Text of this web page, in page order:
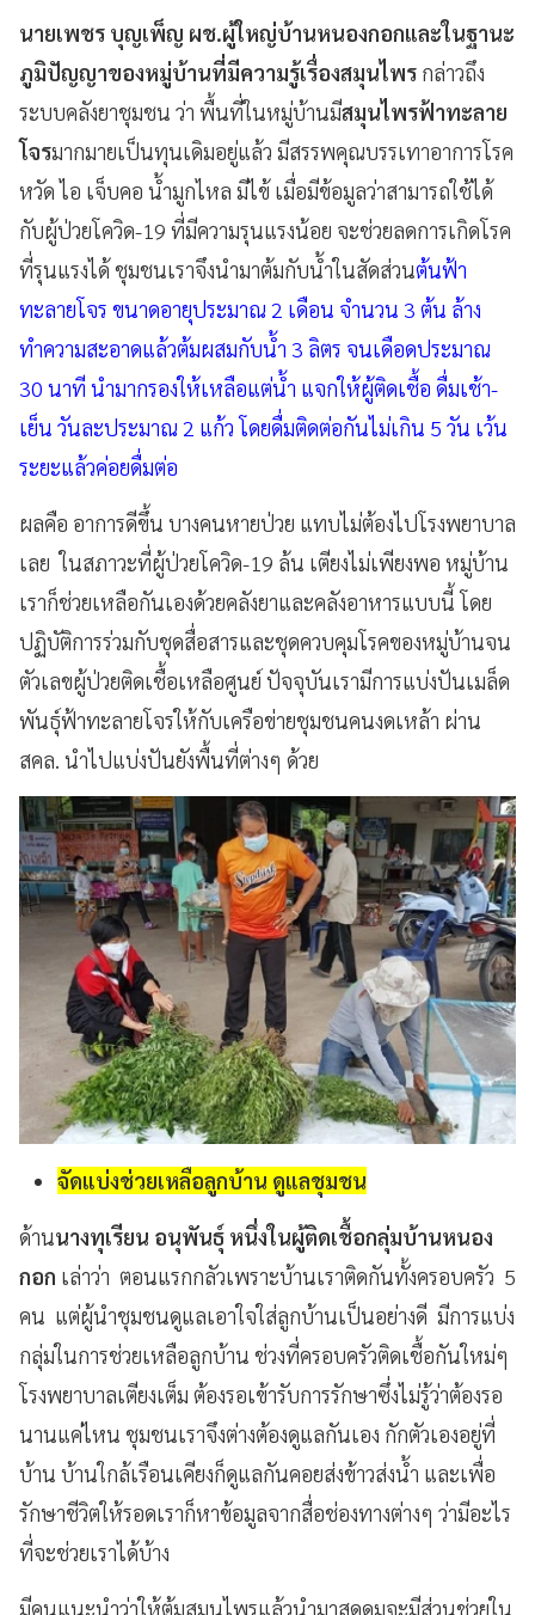
นายเพชร บุญเพ็ญ ผช.ผู้ใหญ่บ้านหนองกอกและในฐานะ
ภูมิปัญญาของหมู่บ้านที่มีความรู้เรื่องสมุนไพร กล่าวถึง
ระบบคลังยาชุมชน ว่า พื้นที่ในหมู่บ้านมีสมุนไพรฟ้าทะลาย
โจรมากมายเป็นทุนเดิมอยู่แล้ว มีสรรพคุณบรรเทาอาการโรค
หวัด ไอ เจ็บคอ น้ำมูกไหล มีไข้ เมื่อมีข้อมูลว่าสามารถใช้ได้
กับผู้ป่วยโควิด-19 ที่มีความรุนแรงน้อย จะช่วยลดการเกิดโรค
ที่รุนแรงได้ ชุมชนเราจึงนำมาต้มกับน้ำในสัดส่วนต้นฟ้า
ทะลายโจร ขนาดอายุประมาณ 2 เดือน จำนวน 3 ต้น ล้าง
ทำความสะอาดแล้วต้มผสมกับน้ำ 3 ลิตร จนเดือดประมาณ
30 นาที นำมากรองให้เหลือแต่น้ำ แจกให้ผู้ติดเชื้อ ดื่มเช้า-
เย็น วันละประมาณ 2 แก้ว โดยดื่มติดต่อกันไม่เกิน 5 วัน เว้น
ระยะแล้วค่อยดื่มต่อ
ผลคือ อาการดีขึ้น บางคนหายป่วย แทบไม่ต้องไปโรงพยาบาล
เลย ในสภาวะที่ผู้ป่วยโควิด-19 ล้น เตียงไม่เพียงพอ หมู่บ้าน
เราก็ช่วยเหลือกันเองด้วยคลังยาและคลังอาหารแบบนี้ โดย
ปฏิบัติการร่วมกับชุดสื่อสารและชุดควบคุมโรคของหมู่บ้านจน
ตัวเลขผู้ป่วยติดเชื้อเหลือศูนย์ ปัจจุบันเรามีการแบ่งปันเมล็ด
พันธุ์ฟ้าทะลายโจรให้กับเครือข่ายชุมชนคนงดเหล้า ผ่าน
สคล. นำไปแบ่งปันยังพื้นที่ต่างๆ ด้วย
จัดแบ่งช่วยเหลือลูกบ้าน ดูแลชุมชน
ด้านนางทุเรียน อนุพันธุ์ หนึ่งในผู้ติดเชื้อกลุ่มบ้านหนอง
กอก เล่าว่า ตอนแรกกลัวเพราะบ้านเราติดกันทั้งครอบครัว 5
คน แต่ผู้นำชุมชนดูแลเอาใจใส่ลูกบ้านเป็นอย่างดี มีการแบ่ง
กลุ่มในการช่วยเหลือลูกบ้าน ช่วงที่ครอบครัวติดเชื้อกันใหม่ๆ
โรงพยาบาลเตียงเต็ม ต้องรอเข้ารับการรักษาซึ่งไม่รู้ว่าต้องรอ
นานแค่ไหน ชุมชนเราจึงต่างต้องดูแลกันเอง กักตัวเองอยู่ที่
บ้าน บ้านใกล้เรือนเคียงก็ดูแลกันคอยส่งข้าวส่งน้ำ และเพื่อ
รักษาชีวิตให้รอดเราก็หาข้อมูลจากสื่อช่องทางต่างๆ ว่ามีอะไร
ที่จะช่วยเราได้บ้าง
มีคนแนะนำว่าให้ต้มสมุนไพรแล้วนำมาสูดดมจะมีส่วนช่วยใน